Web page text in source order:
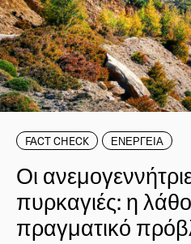
FACT CHECK ΕΝΕΡΓΕΙΑ
Οι
πυρκαγιές: η
πραγματικό